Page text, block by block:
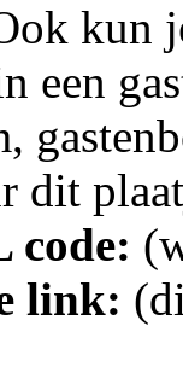
kun
een
dit
code:
link: